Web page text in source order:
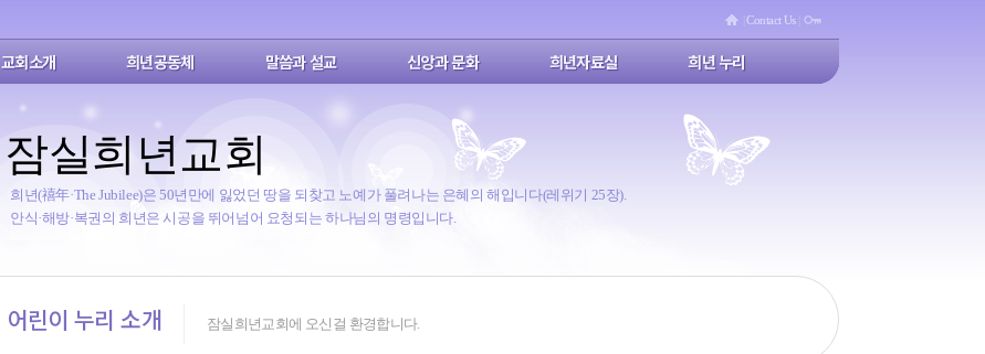
|Contact Us|
교회소개 희년공동체 말씀과 설교 신앙과 문화 희년자료실 희년 누리
잠실희년교회
희년(禧年·The Jubilee)은 50년만에 잃었던 땅을 되찾고 노예가 풀려나는 은혜의 해입니다(레위기 25장).
안식·해방·복권의 희년은 시공을 뛰어넘어 요청되는 하나님의 명령입니다.
어린이 누리 소개 잠실희년교회에 오신걸 환경합니다.